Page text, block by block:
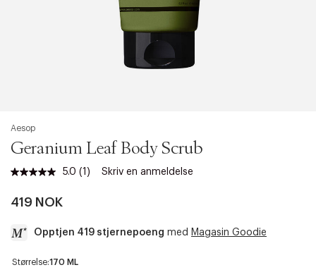
Aesop
Geranium Leaf Body Scrub
5.0 Les
(1) Skriv en anmeldelse
419 NOK
Opptjen 419 stjernepoeng med Magasin Goodie
a
Størrelse:170 ML